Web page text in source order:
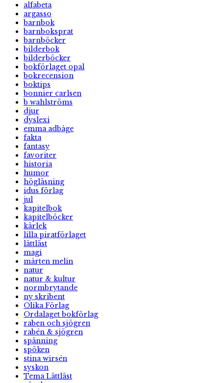
alfabeta
argasso
barnbok
barnboksprat
barnböcker
bilderbok
bilderböcker
bokförlaget opal
bokrecension
boktips
bonnier carlsen
b wahlströms
djur
dyslexi
emma adbåge
fakta
fantasy
favoriter
historia
humor
högläsning
idus förlag
jul
kapitelbok
kapitelböcker
kärlek
lilla piratförlaget
lättläst
magi
mårten melin
natur
natur & kultur
normbrytande
ny skribent
Olika Förlag
Ordalaget bokförlag
raben och sjögren
rabén & sjögren
spänning
spöken
stina wirsén
syskon
Tema Lättläst